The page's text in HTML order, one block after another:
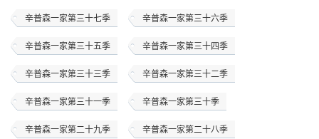
辛普森一家第三十七季 辛普森一家第三十六季
辛普森一家第三十五季 辛普森一家第三十四季
辛普森一家第三十三季 辛普森一家第三十二季
辛普森一家第三十一季 辛普森一家第三十季
辛普森一家第二十九季 辛普森一家第二十八季